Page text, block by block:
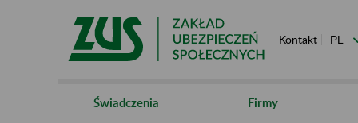
Kontakt
Świadczenia Firmy